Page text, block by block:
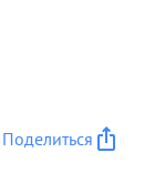
Поделиться